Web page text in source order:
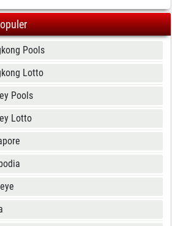
Pools
Lotto
Pools
Lotto